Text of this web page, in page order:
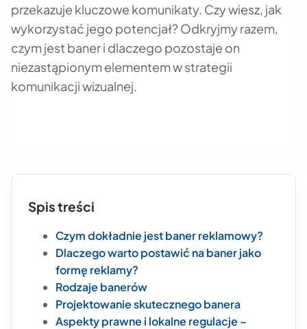
przekazuje kluczowe komunikaty. Czy wiesz, jak
wykorzystać jego potencjał? Odkryjmy razem,
czym jest baner i dlaczego pozostaje on
niezastąpionym elementem w strategii
komunikacji wizualnej.
Spis treści
Czym dokładnie jest baner reklamowy?
Dlaczego warto postawić na baner jako
formę reklamy?
Rodzaje banerów
Projektowanie skutecznego banera
Aspekty prawne i lokalne regulacje –